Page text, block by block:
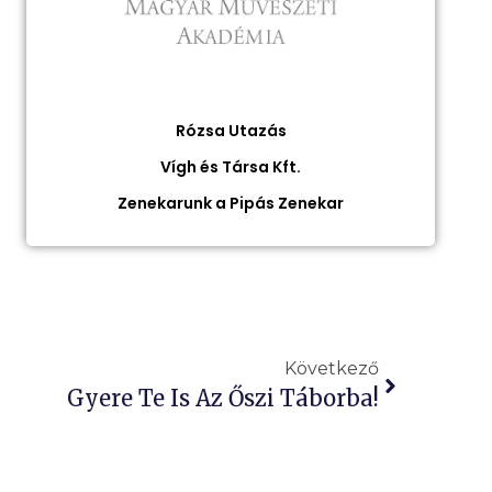
Rózsa Utazás
Vígh és Társa Kft.
Zenekarunk a Pipás Zenekar
Következő
Gyere Te Is Az Őszi Táborba!